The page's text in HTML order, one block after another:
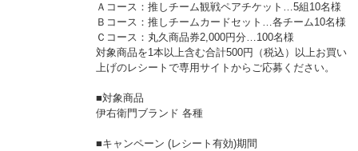
Ａコース：推しチーム観戦ペアチケット…5組10名様
Ｂコース：推しチームカードセット…各チーム10名様
Ｃコース：丸久商品券2,000円分…100名様
対象商品を1本以上含む合計500円（税込）以上お買い
上げのレシートで専用サイトからご応募ください。
■対象商品
伊右衛門ブランド 各種
■キャンペーン (レシート有効)期間